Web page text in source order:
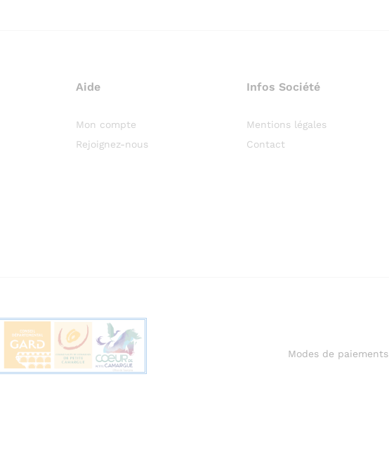
Aide
Mon compte
Rejoignez-nous
Infos Société
Mentions légales
Contact
Modes de paiements